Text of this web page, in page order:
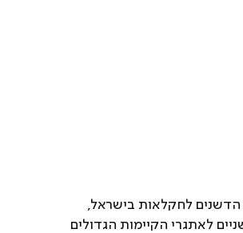
הדשנים לחקלאות בישראל,
לאתגרי הקיימות הגדולים